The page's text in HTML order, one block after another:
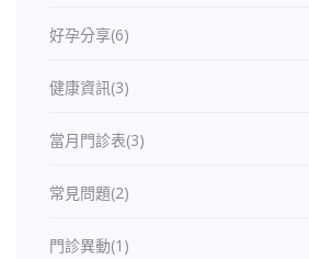
好孕分享(6)
健康資訊(3)
當月門診表(3)
常見問題(2)
門診異動(1)